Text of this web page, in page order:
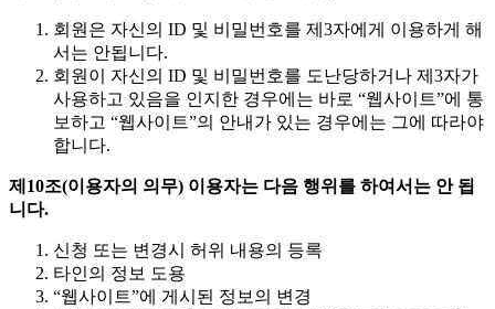
회원은 자신의 ID 및 비밀번호를 제3자에게 이용하게 해
서는 안됩니다.
회원이 자신의 ID 및 비밀번호를 도난당하거나 제3자가
사용하고 있음을 인지한 경우에는 바로 “웹사이트”에 통
보하고 “웹사이트”의 안내가 있는 경우에는 그에 따라야
합니다.
제10조(이용자의 의무) 이용자는 다음 행위를 하여서는 안 됩
니다.
신청 또는 변경시 허위 내용의 등록
타인의 정보 도용
“웹사이트”에 게시된 정보의 변경